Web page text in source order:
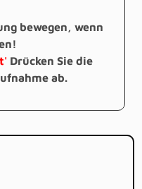
bewegen, wenn
Drücken Sie die
ab.